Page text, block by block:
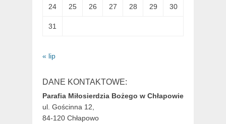
24 25 26 27 28 29 30
31
« lip
DANE KONTAKTOWE:
Parafia Miłosierdzia Bożego w Chłapowie
ul. Gościnna 12,
84-120 Chłapowo